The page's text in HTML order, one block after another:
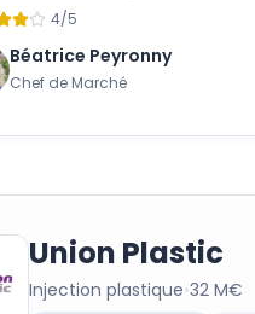
4/5
Béatrice Peyronny
Chef de Marché
Union Plastic
Injection plastique•32 M€